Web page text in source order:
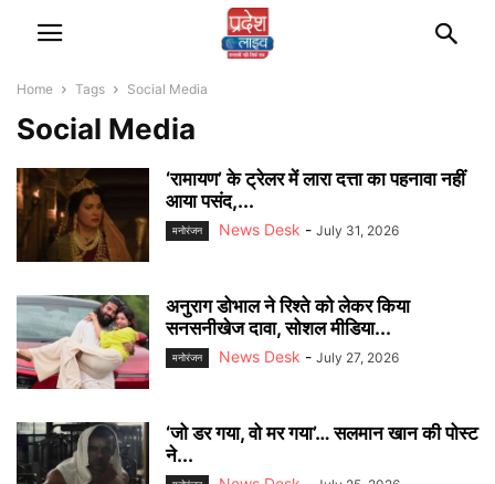
Home Tags Social Media
Social Media
‘रामायण’ के ट्रेलर में लारा दत्ता का पहनावा नहीं
आया पसंद,...
मनोरंजन News Desk - July 31, 2026
अनुराग डोभाल ने रिश्ते को लेकर किया
सनसनीखेज दावा, सोशल मीडिया...
मनोरंजन News Desk - July 27, 2026
‘जो डर गया, वो मर गया’… सलमान खान की पोस्ट
ने...